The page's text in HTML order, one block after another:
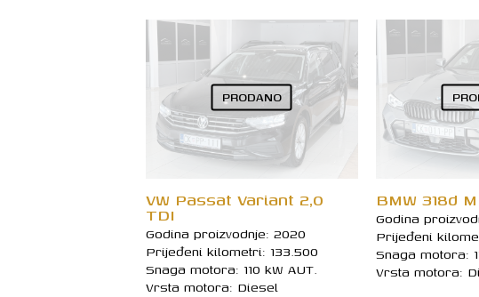
PRODANO
VW Passat Variant 2,0
TDI
Godina proizvodnje: 2020
Prijeđeni kilometri: 133.500
Snaga motora: 110 kW AUT.
Vrsta motora: Diesel
BMW 318d
Godina
Prijeđeni
Snaga motora:
Vrsta motora: